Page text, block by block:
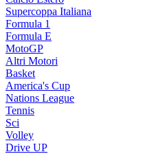
Supercoppa Italiana
Formula 1
Formula E
MotoGP
Altri Motori
Basket
America's Cup
Nations League
Tennis
Sci
Volley
Drive UP